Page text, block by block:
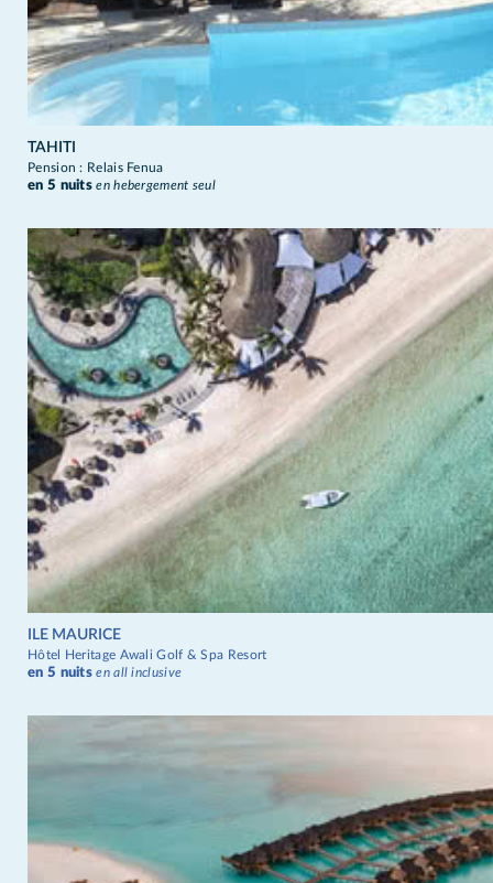
TAHITI
Pension : Relais Fenua
en 5 nuitsen hebergement seul
ILE MAURICE
Hôtel Heritage Awali Golf & Spa Resort
en 5 nuitsen all inclusive